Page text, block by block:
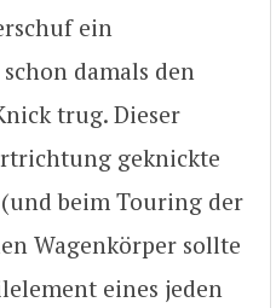
ein
damals den
trug. Dieser
geknickte
beim Touring der
Wagenkörper sollte
eines jeden